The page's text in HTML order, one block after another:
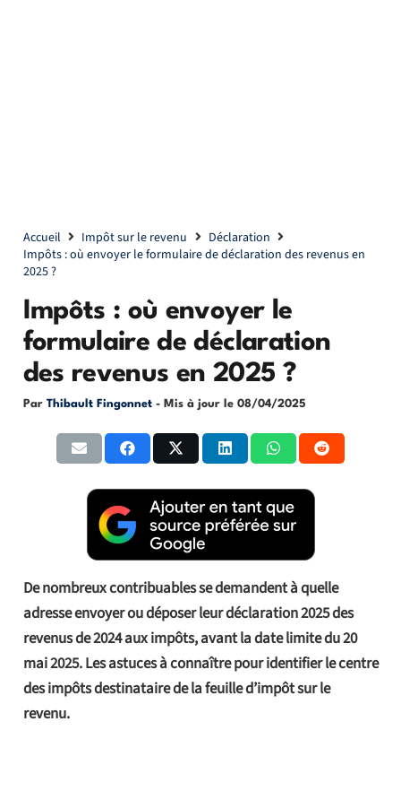
Accueil Impôt sur le revenu
Déclaration
Impôts : où envoyer le formulaire de déclaration des revenus en
2025 ?
Impôts : où envoyer le
formulaire de déclaration
des revenus en 2025 ?
Par Thibault Fingonnet - Mis à jour le 08/04/2025
De nombreux contribuables se demandent à quelle
adresse envoyer ou déposer leur déclaration 2025 des
revenus de 2024 aux impôts, avant la date limite du 20
mai 2025. Les astuces à connaître pour identifier le centre
des impôts destinataire de la feuille d’impôt sur le
revenu.